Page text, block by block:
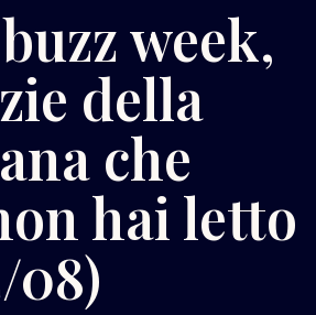
week,
della
che
hai letto
08)